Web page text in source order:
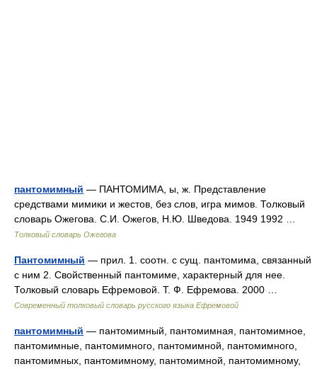
пантомимный — ПАНТОМИМА, ы, ж. Представление
средствами мимики и жестов, без слов, игра мимов. Толковый
словарь Ожегова. С.И. Ожегов, Н.Ю. Шведова. 1949 1992 …
Толковый словарь Ожегова
Пантомимный — прил. 1. соотн. с сущ. пантомима, связанный
с ним 2. Свойственный пантомиме, характерный для нее.
Толковый словарь Ефремовой. Т. Ф. Ефремова. 2000 …
Современный толковый словарь русского языка Ефремовой
пантомимный — пантомимный, пантомимная, пантомимное,
пантомимные, пантомимного, пантомимной, пантомимного,
пантомимных, пантомимному, пантомимной, пантомимному,